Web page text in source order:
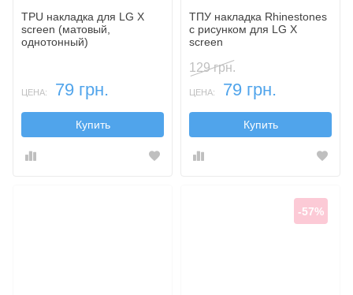
TPU накладка для LG X
screen (матовый,
однотонный)
ЦЕНА: 79 грн.
Купить
ТПУ накладка Rhinestones
с рисунком для LG X
screen
129 грн.
ЦЕНА: 79 грн.
Купить
-57%